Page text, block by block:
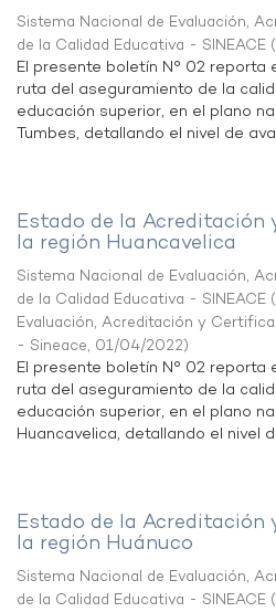
Sistema Nacional de Evaluación,
de la Calidad Educativa - SINEACE (
El presente boletín N° 02 reporta
ruta del aseguramiento de la
educación superior, en el plano
Tumbes, detallando el nivel de
Estado de la
la región Huancavelica
Sistema Nacional de Evaluación,
de la Calidad Educativa - SINEACE (
Evaluación, Acreditación y
- Sineace, 01/04/2022)
El presente boletín N° 02 reporta
ruta del aseguramiento de la
educación superior, en el plano
Huancavelica, detallando el nivel
Estado de la
la región Huánuco
Sistema Nacional de Evaluación,
de la Calidad Educativa - SINEACE (